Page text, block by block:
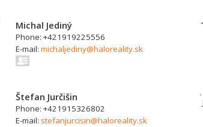
Michal Jediný
Phone: +421919225556
E-mail:michaljediny@haloreality.sk
Štefan Jurčišin
Phone: +421915326802
E-mail: stefanjurcisin@haloreality.sk